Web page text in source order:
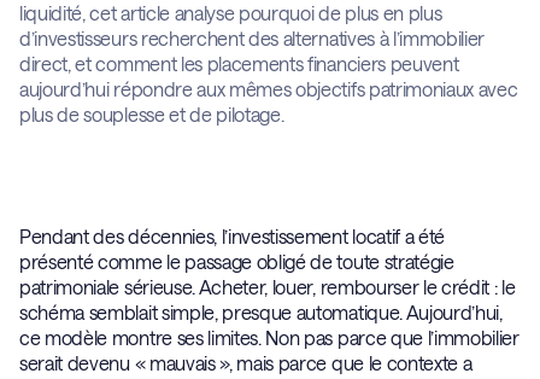
liquidité, cet article analyse pourquoi de plus en plus
d’investisseurs recherchent des alternatives à l’immobilier
direct, et comment les placements financiers peuvent
aujourd’hui répondre aux mêmes objectifs patrimoniaux avec
plus de souplesse et de pilotage.
Pendant des décennies, l’investissement locatif a été
présenté comme le passage obligé de toute stratégie
patrimoniale sérieuse. Acheter, louer, rembourser le crédit : le
schéma semblait simple, presque automatique. Aujourd’hui,
ce modèle montre ses limites. Non pas parce que l’immobilier
serait devenu « mauvais », mais parce que le contexte a